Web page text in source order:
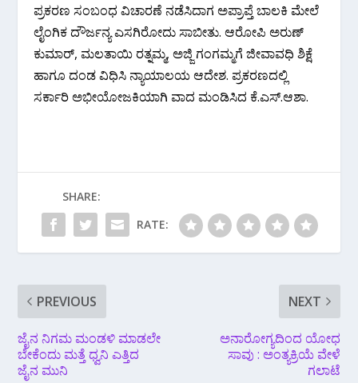
ಪ್ರಕರಣ ಸಂಬಂಧ ವಿಚಾರಣೆ ನಡೆಸಿದಾಗ ಅಪ್ರಾಪ್ತೆ ಬಾಲಕಿ ಮೇಲೆ
ಲೈಂಗಿಕ ದೌರ್ಜನ್ಯ ಎಸಗಿರೋದು ಸಾಬೀತು. ಆರೋಪಿ ಅರುಣ್
ಕುಮಾರ್, ಮಲತಾಯಿ ರತ್ನಮ್ಮ, ಅಜ್ಜಿ ಗಂಗಮ್ಮಗೆ ಜೀವಾವಧಿ ಶಿಕ್ಷೆ
ಹಾಗೂ ದಂಡ ವಿಧಿಸಿ ನ್ಯಾಯಾಲಯ ಆದೇಶ. ಪ್ರಕರಣದಲ್ಲಿ
ಸರ್ಕಾರಿ ಅಭೀಯೋಜಕಿಯಾಗಿ ವಾದ ಮಂಡಿಸಿದ ಕೆ.ಎಸ್.ಆಶಾ.
SHARE:
RATE:
PREVIOUS
ಜೈನ ನಿಗಮ ಮಂಡಳಿ‌ ಮಾಡಲೇ
ಬೇಕೆಂದು‌ ಮತ್ತೆ ಧ್ವನಿ ಎತ್ತಿದ
ಜೈನ ಮುನಿ
NEXT
ಅನಾರೋಗ್ಯದಿಂದ ಯೋಧ
ಸಾವು : ಅಂತ್ಯಕ್ರಿಯೆ ವೇಳೆ
ಗಲಾಟೆ